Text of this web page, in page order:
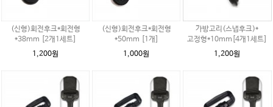
(신형)회전후크*회전형
*38mm [2개1세트]
1,200원
(신형)회전후크*회전형
*50mm [1개]
1,000원
가방고리(스냅후크)*
고정형*10mm[4개1세트]
1,200원